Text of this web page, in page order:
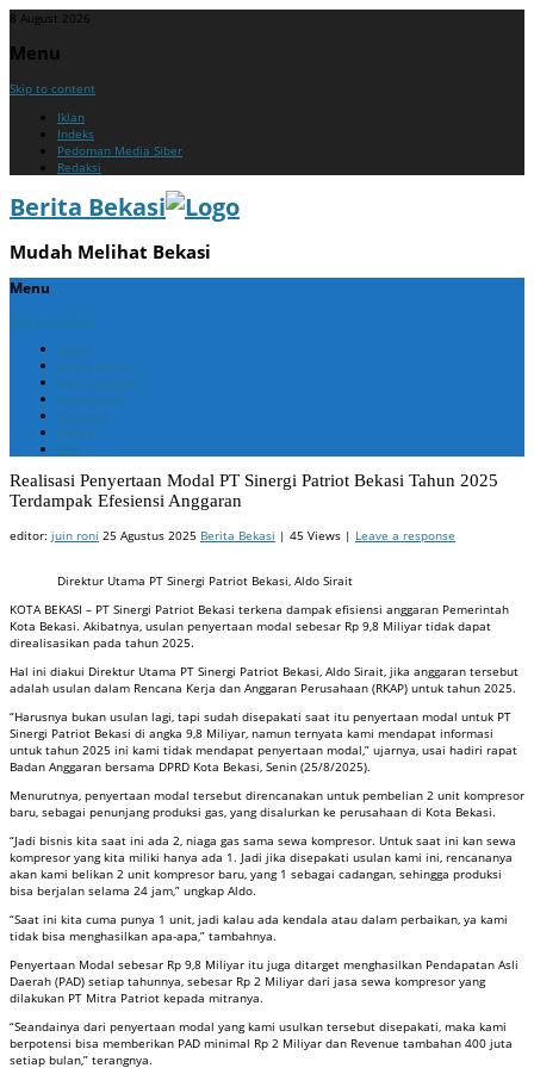
8 August 2026
Menu
Skip to content
Iklan
Indeks
Pedoman Media Siber
Redaksi
Berita Bekasi
Mudah Melihat Bekasi
Menu
Skip to content
Home
Berita Bekasi
Berita Cikarang
Berita Jabar
Nasional
Politik
ADV
Realisasi Penyertaan Modal PT Sinergi Patriot Bekasi Tahun 2025
Terdampak Efesiensi Anggaran
editor: juin roni 25 Agustus 2025 Berita Bekasi | 45 Views | Leave a response
Direktur Utama PT Sinergi Patriot Bekasi, Aldo Sirait
KOTA BEKASI – PT Sinergi Patriot Bekasi terkena dampak efisiensi anggaran Pemerintah
Kota Bekasi. Akibatnya, usulan penyertaan modal sebesar Rp 9,8 Miliyar tidak dapat
direalisasikan pada tahun 2025.
Hal ini diakui Direktur Utama PT Sinergi Patriot Bekasi, Aldo Sirait, jika anggaran tersebut
adalah usulan dalam Rencana Kerja dan Anggaran Perusahaan (RKAP) untuk tahun 2025.
“Harusnya bukan usulan lagi, tapi sudah disepakati saat itu penyertaan modal untuk PT
Sinergi Patriot Bekasi di angka 9,8 Miliyar, namun ternyata kami mendapat informasi
untuk tahun 2025 ini kami tidak mendapat penyertaan modal,” ujarnya, usai hadiri rapat
Badan Anggaran bersama DPRD Kota Bekasi, Senin (25/8/2025).
Menurutnya, penyertaan modal tersebut direncanakan untuk pembelian 2 unit kompresor
baru, sebagai penunjang produksi gas, yang disalurkan ke perusahaan di Kota Bekasi.
“Jadi bisnis kita saat ini ada 2, niaga gas sama sewa kompresor. Untuk saat ini kan sewa
kompresor yang kita miliki hanya ada 1. Jadi jika disepakati usulan kami ini, rencananya
akan kami belikan 2 unit kompresor baru, yang 1 sebagai cadangan, sehingga produksi
bisa berjalan selama 24 jam,” ungkap Aldo.
“Saat ini kita cuma punya 1 unit, jadi kalau ada kendala atau dalam perbaikan, ya kami
tidak bisa menghasilkan apa-apa,” tambahnya.
Penyertaan Modal sebesar Rp 9,8 Miliyar itu juga ditarget menghasilkan Pendapatan Asli
Daerah (PAD) setiap tahunnya, sebesar Rp 2 Miliyar dari jasa sewa kompresor yang
dilakukan PT Mitra Patriot kepada mitranya.
“Seandainya dari penyertaan modal yang kami usulkan tersebut disepakati, maka kami
berpotensi bisa memberikan PAD minimal Rp 2 Miliyar dan Revenue tambahan 400 juta
setiap bulan,” terangnya.